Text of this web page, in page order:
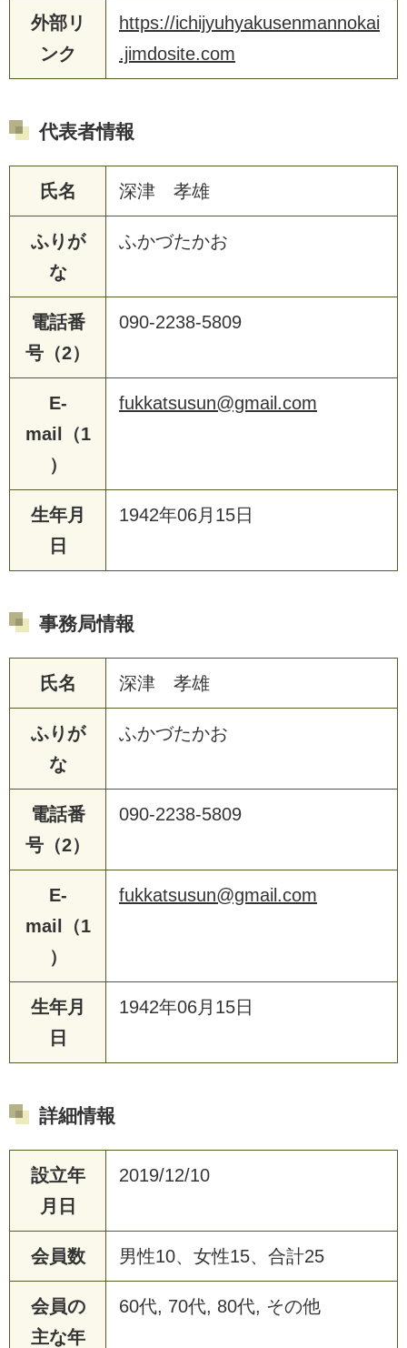
外部リ
ンク
https://ichijyuhyakusenmannokai
.jimdosite.com
代表者情報
氏名 深津 孝雄
ふりが
な
ふかづたかお
電話番
号（2）
090-2238-5809
E-
mail（1
）
fukkatsusun@gmail.com
生年月
日
1942年06月15日
事務局情報
氏名 深津 孝雄
ふりが
な
ふかづたかお
電話番
号（2）
090-2238-5809
E-
mail（1
）
fukkatsusun@gmail.com
生年月
日
1942年06月15日
詳細情報
設立年
月日
2019/12/10
会員数 男性10、女性15、合計25
会員の
主な年
60代, 70代, 80代, その他